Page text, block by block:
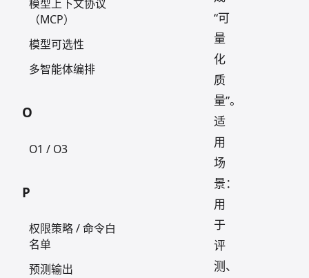
模型上下文协议
（MCP）
模型可选性
多智能体编排
O
O1 / O3
P
权限策略 / 命令白
名单
预测输出
“可
量
化
质
量”。
适
用
场
景：
用
于
评
测、